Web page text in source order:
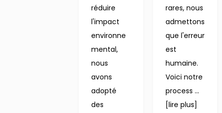
réduire
l'impact
environne
mental,
nous
avons
adopté
des
rares, nous
admettons
que l'erreur
est
humaine.
Voici notre
process ...
[lire plus]